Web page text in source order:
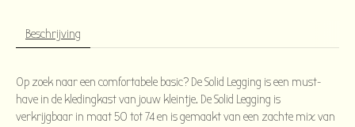
Beschrijving
Op zoek naar een comfortabele basic? De Solid Legging is een must-
have in de kledingkast van jouw kleintje. De Solid Legging is
verkrijgbaar in maat 50 tot 74 en is gemaakt van een zachte mix van